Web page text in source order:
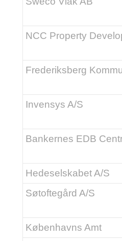
NCC Property
Frederiksberg
Invensys A/S
Bankernes EDB
Hedeselskabet A/S
Søtoftegård A/S
Københavns Amt